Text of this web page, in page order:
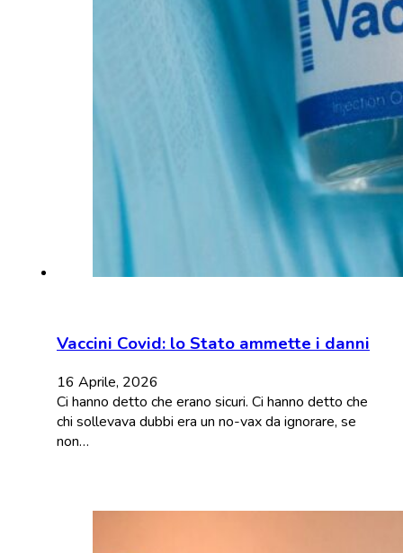
Vaccini Covid: lo Stato ammette i danni
16 Aprile, 2026
Ci hanno detto che erano sicuri. Ci hanno detto che
chi sollevava dubbi era un no-vax da ignorare, se
non…